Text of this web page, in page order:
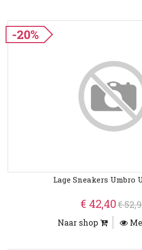
-20%
Lage Sneakers Umbro
€ 42,40€
Naar shop